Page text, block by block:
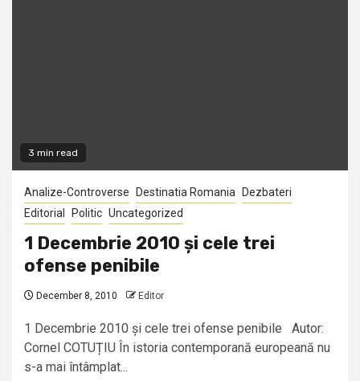
3 min read
Analize-Controverse Destinatia Romania
Dezbateri
Editorial
Politic Uncategorized
1 Decembrie 2010 și cele trei
ofense penibile
December 8, 2010 Editor
1 Decembrie 2010 și cele trei ofense penibile Autor:
Cornel COTUȚIU În istoria contemporană europeană nu
s-a mai întâmplat...